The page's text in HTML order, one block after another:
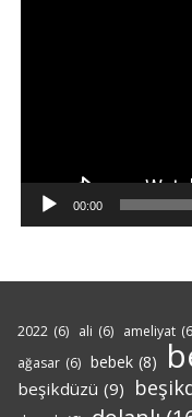
00:00
2022 (6) ali (6) ameliyat
ağasar (6) bebek (8)
beşikdüzü (9)